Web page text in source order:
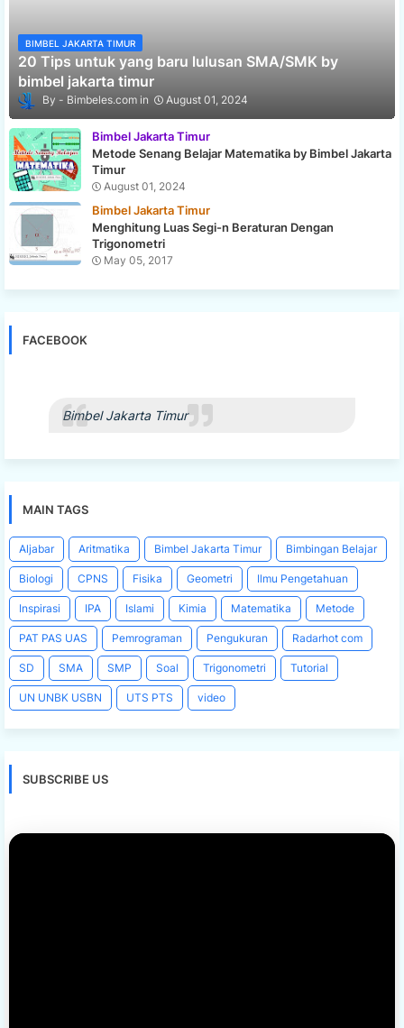
BIMBEL JAKARTA TIMUR
20 Tips untuk yang baru lulusan SMA/SMK by
bimbel jakarta timur
Bimbeles.com August 01, 2024
Bimbel Jakarta Timur
Metode Senang Belajar Matematika by Bimbel Jakarta
Timur
August 01, 2024
Bimbel Jakarta Timur
Menghitung Luas Segi-n Beraturan Dengan
Trigonometri
May 05, 2017
FACEBOOK
Bimbel Jakarta Timur
MAIN TAGS
Aljabar Aritmatika Bimbel Jakarta Timur Bimbingan Belajar
Biologi CPNS Fisika Geometri Ilmu Pengetahuan
Inspirasi IPA Islami Kimia Matematika Metode
PAT PAS UAS Pemrograman Pengukuran Radarhot com
SD SMA SMP Soal Trigonometri Tutorial
UN UNBK USBN UTS PTS video
SUBSCRIBE US